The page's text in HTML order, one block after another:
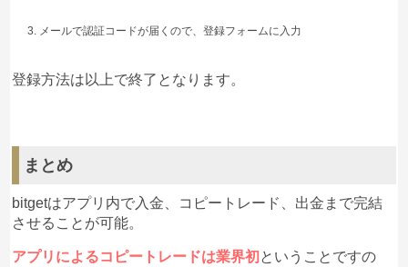
メールで認証コードが届くので、登録フォームに入力
登録方法は以上で終了となります。
まとめ
bitgetはアプリ内で入金、コピートレード、出金まで完結
させることが可能。
アプリによるコピートレードは業界初 ということですの